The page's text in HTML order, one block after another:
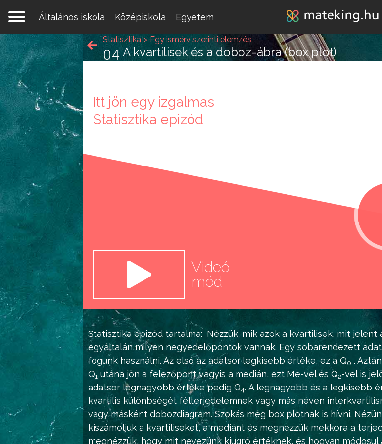
Jump to navigation
Általános iskola
Középiskola Egyetem
Statisztika epizód tartalma: Nézzük, mik azok a kvartilisek, mit
egyáltalán milyen negyedelőpontok vannak. Egy sobarendezett
fogunk használni. Az első az adatsor legkisebb értéke, ez a Q0 .
Q1 utána jön a felezőpont vagyis a medián, ezt Me-vel és Q2-vel is
adatsor legnagyobb értéke pedig Q4. A legnagyobb és a legkisebb
kvartilis különbségét félterjedelemnek vagy más néven
vagy másként dobozdiagram. Szokás még box plotnak is hívni.
kiszámoljuk a kvartiliseket, a mediánt és megnézzük mekkora a
megnézzük, hogy mit nevezünk kiugró értéknek, és hogyan
Statisztika Egy ismérv szerinti elemzés
A kvartilisek és a doboz-ábra (box plot)
04
Itt jön egy izgalmas
Statisztika epizód
Videó
mód
Egy lépésre vagy
matek melléd álljon
REGISZTRÁLOK/